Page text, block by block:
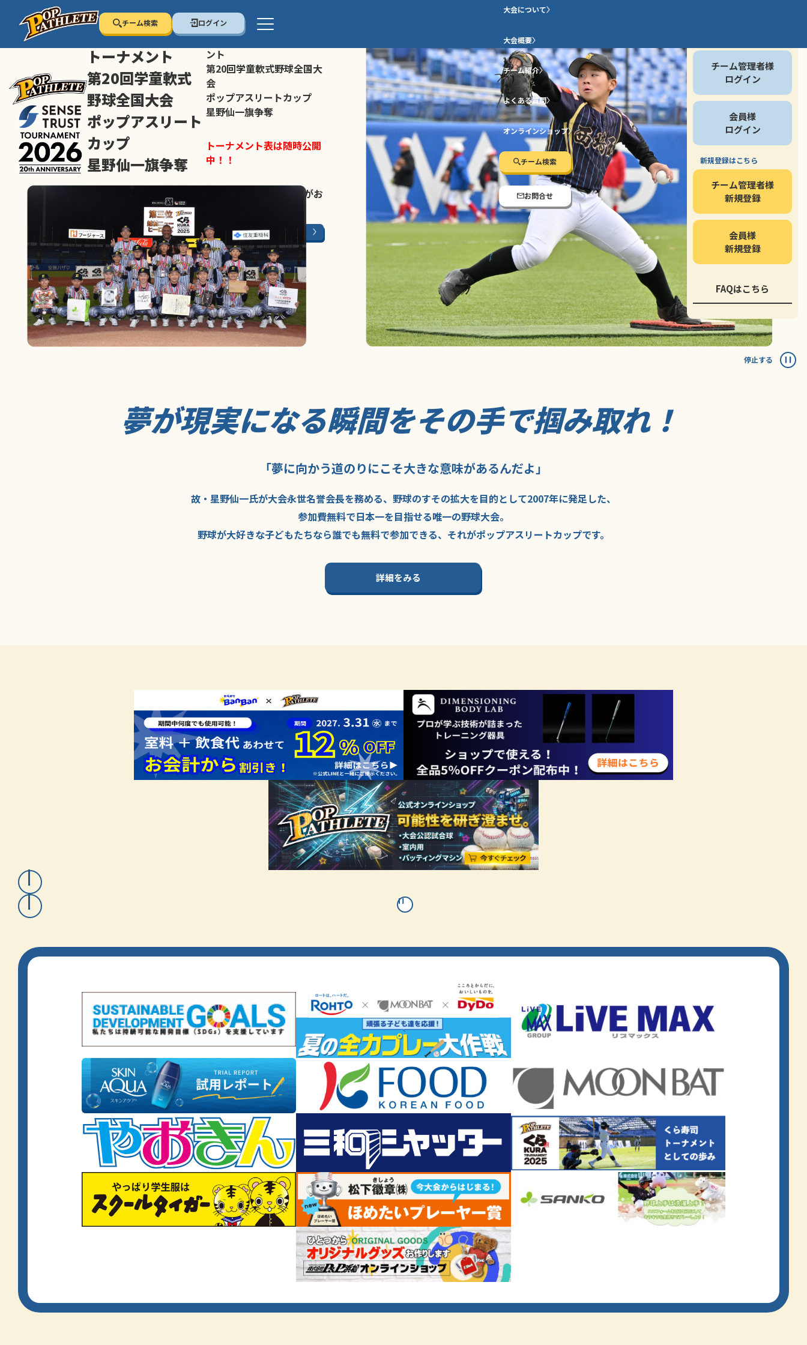
チーム検索 ログイン
大会について
大会概要
チーム紹介
よくある質問
オンラインショップ
チーム検索
お問合せ
停止する
センス・トラスト
トーナメント
第20回学童軟式
野球全国大会
ポップアスリート
カップ
星野仙一旗争奪
トーナメント表は随時公開
センス・トラストトーナメ
ント
第20回学童軟式野球全国大
会
ポップアスリートカップ
星野仙一旗争奪
トーナメント表は随時公開
中！！
がお
大会ページはこちら
チーム管理者様
ログイン
会員様
ログイン
新規登録はこちら
チーム管理者様
新規登録
会員様
新規登録
FAQはこちら
夢が現実になる瞬間をその手で掴み取れ！
「夢に向かう道のりにこそ大きな意味があるんだよ」
故・星野仙一氏が大会永世名誉会長を務める、野球のすその拡大を目的として2007年に発足した、
参加費無料で日本一を目指せる唯一の野球大会。
野球が大好きな子どもたちなら誰でも無料で参加できる、 それがポップアスリートカップです。
詳細をみる